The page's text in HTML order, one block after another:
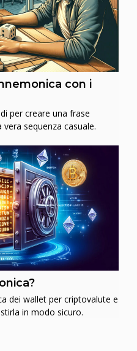
con i
per creare una frase
sequenza casuale.
dei wallet per criptovalute e
in modo sicuro.